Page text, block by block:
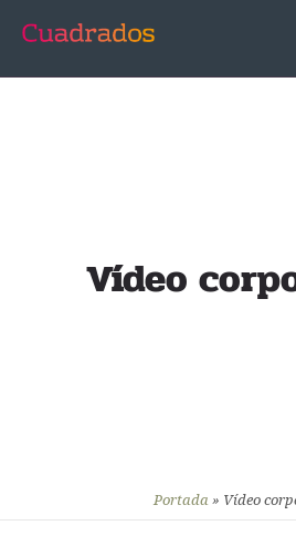
Vídeo
Portada» Vídeo